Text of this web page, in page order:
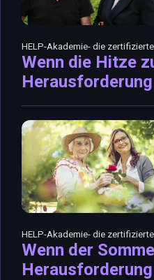
HELP-Akademie- die
Wenn die Hitze
HELP-Akademie- die
Wenn der